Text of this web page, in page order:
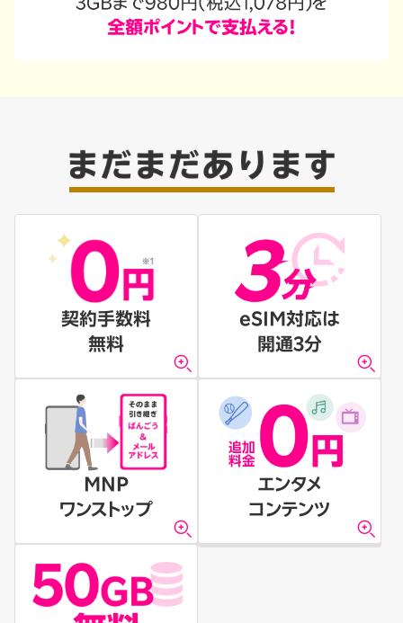
契約手数料
無料
eSIM対応は
開通3分
MNP
ワンストップ
エンタメ
コンテンツ